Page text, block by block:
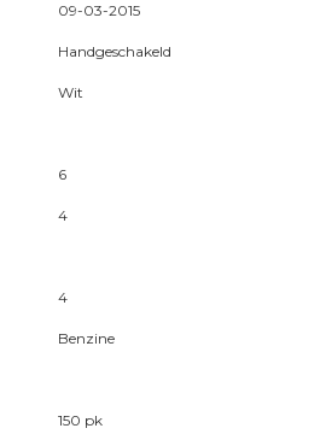
09-03-2015
Handgeschakeld
Wit
6
4
4
Benzine
150 pk